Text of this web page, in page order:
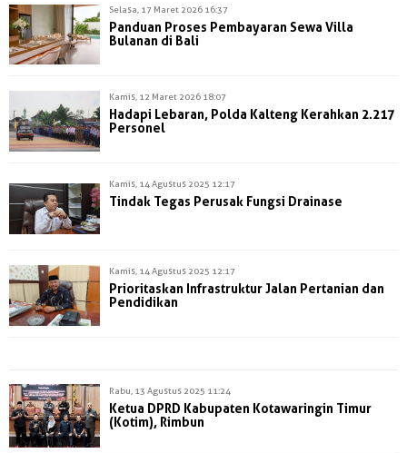
Selasa, 17 Maret 2026 16:37
Panduan Proses Pembayaran Sewa Villa
Bulanan di Bali
Kamis, 12 Maret 2026 18:07
Hadapi Lebaran, Polda Kalteng Kerahkan 2.217
Personel
Kamis, 14 Agustus 2025 12:17
Tindak Tegas Perusak Fungsi Drainase
Kamis, 14 Agustus 2025 12:17
Prioritaskan Infrastruktur Jalan Pertanian dan
Pendidikan
Rabu, 13 Agustus 2025 11:24
Ketua DPRD Kabupaten Kotawaringin Timur
(Kotim), Rimbun